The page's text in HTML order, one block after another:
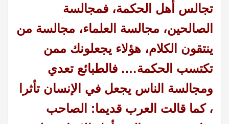
تجالس أهل الحكمة، فمجالسة
الصالحين، مجالسة العلماء، مجالسة من
ينتقون الكلام، هؤلاء يجعلونك ممن
تكتسب الحكمة…. فالطبائع تعدي
ومجالسة الناس يجعل في الإنسان تأثرا
،كما قالت العرب قديما: الصاحب